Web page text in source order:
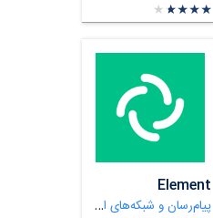
★★★★★
★
★
★
★
★
Element
پیام‌رسان و شبکه‌های اجتماعی